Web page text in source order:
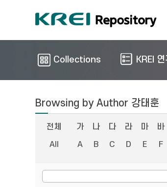
Collections KREI
Browsing by Author 강태훈
전체 가 나 다 라 마 바
All
A B C D E F